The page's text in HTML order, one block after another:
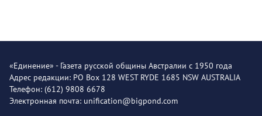
«Единение» - Газета русской общины Австралии с 1950 года
Адрес редакции: PO Box 128 WEST RYDE 1685 NSW AUSTRALIA
Телефон: (612) 9808 6678
Электронная почта: unification@bigpond.com